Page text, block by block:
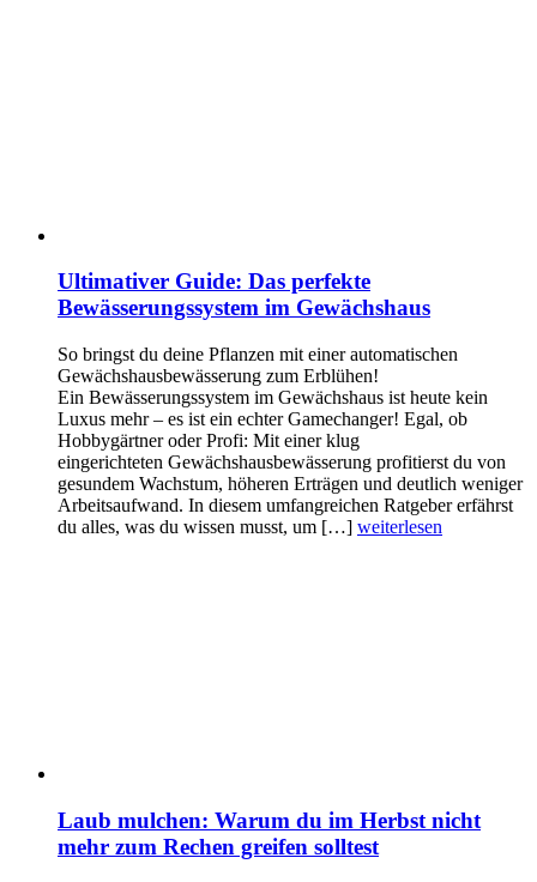
Ultimativer Guide: Das perfekte
Bewässerungssystem im Gewächshaus
So bringst du deine Pflanzen mit einer automatischen
Gewächshausbewässerung zum Erblühen!
Ein Bewässerungssystem im Gewächshaus ist heute kein
Luxus mehr – es ist ein echter Gamechanger! Egal, ob
Hobbygärtner oder Profi: Mit einer klug
eingerichteten Gewächshausbewässerung profitierst du von
gesundem Wachstum, höheren Erträgen und deutlich weniger
Arbeitsaufwand. In diesem umfangreichen Ratgeber erfährst
du alles, was du wissen musst, um […] weiterlesen
Laub mulchen: Warum du im Herbst nicht
mehr zum Rechen greifen solltest